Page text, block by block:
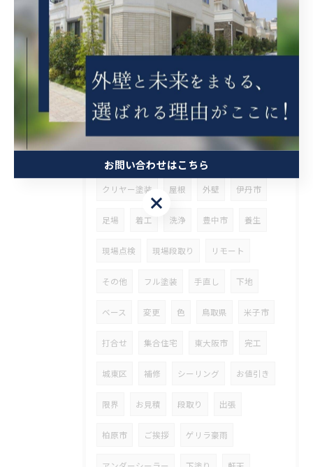
足場仮設 ソーラー撤去 下地処理
大阪市 内装 天井張替
下塗 附帯部 軒天塗装
クリヤー塗装 屋根 外壁 伊丹市
足場 着工 洗浄 豊中市 養生
現場点検 現場段取り リモート
その他 フル塗装 手直し 下地
ベース 変更 色 鳥取県 米子市
打合せ 集合住宅 東大阪市 完工
城東区 補修 シーリング お値引き
限界 お見積 段取り 出張
柏原市 ご挨拶 ゲリラ豪雨
お問い合わせはこちら
お問い合わせはこちら